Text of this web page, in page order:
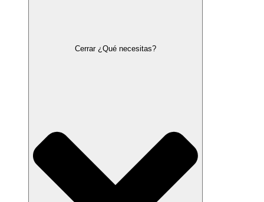
Cerrar ¿Qué necesitas?